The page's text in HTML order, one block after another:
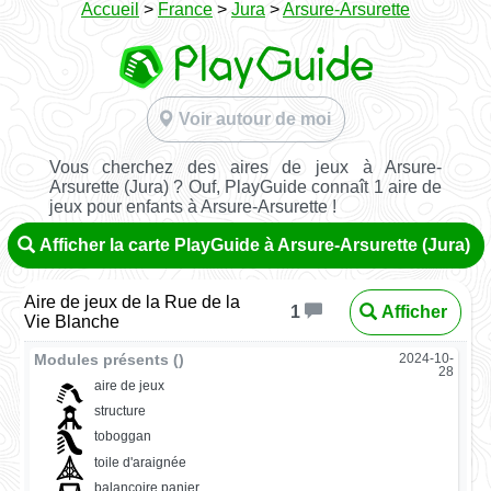
Accueil > France > Jura >Arsure-Arsurette
Voir autour de moi
Vous cherchez des aires de jeux à Arsure-
Arsurette (Jura) ? Ouf, PlayGuide connaît 1 aire de
jeux pour enfants à Arsure-Arsurette !
Afficher la carte PlayGuide à Arsure-Arsurette (Jura)
Aire de jeux de la Rue de la
Vie Blanche
1 Afficher
Modules présents ()
2024-10-
28
aire de jeux
structure
toboggan
toile d'araignée
balançoire panier